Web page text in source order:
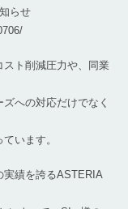
らせ
ト削減圧力や、同業
への対応だけでなく
います。
実績を誇るASTERIA